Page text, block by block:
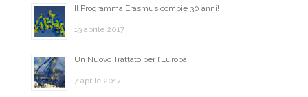
Il Programma Erasmus compie 30 anni!
19 aprile 2017
Un Nuovo Trattato per l’Europa
7 aprile 2017